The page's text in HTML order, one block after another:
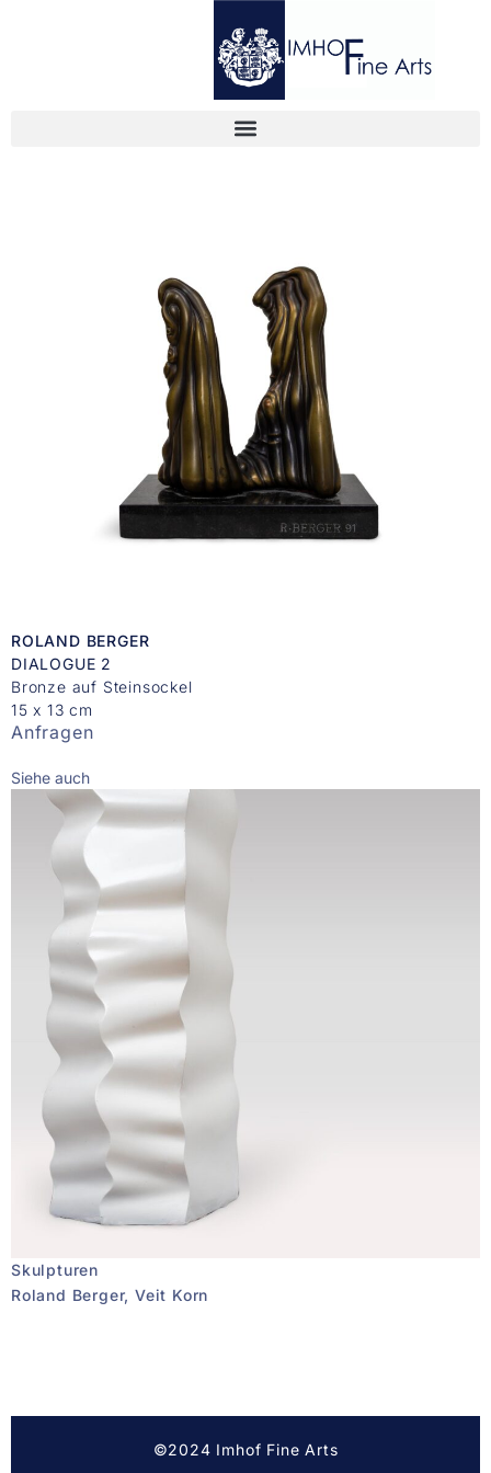
ROLAND BERGER
DIALOGUE 2
Bronze auf Steinsockel
15 x 13 cm
Anfragen
Siehe auch
Skulpturen
Roland Berger, Veit Korn
©2024 Imhof Fine Arts